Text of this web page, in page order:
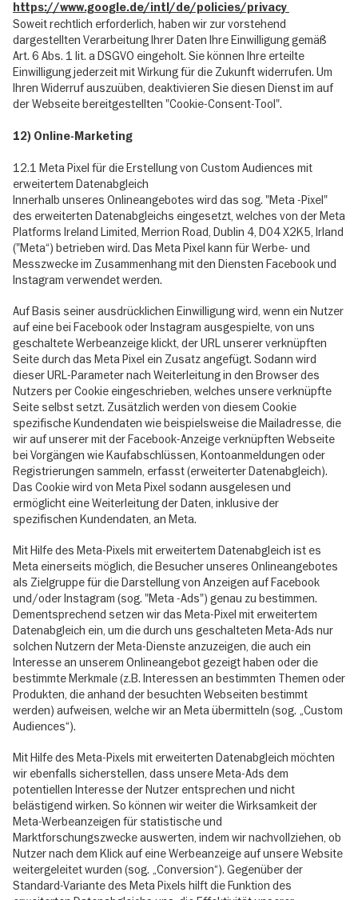
https://www.google.de/intl/de/policies/privacy
Soweit rechtlich erforderlich, haben wir zur vorstehend
dargestellten Verarbeitung Ihrer Daten Ihre Einwilligung gemäß
Art. 6 Abs. 1 lit. a DSGVO eingeholt. Sie können Ihre erteilte
Einwilligung jederzeit mit Wirkung für die Zukunft widerrufen. Um
Ihren Widerruf auszuüben, deaktivieren Sie diesen Dienst im auf
der Webseite bereitgestellten "Cookie-Consent-Tool".
12) Online-Marketing
12.1 Meta Pixel für die Erstellung von Custom Audiences mit
erweitertem Datenabgleich
Innerhalb unseres Onlineangebotes wird das sog. "Meta -Pixel"
des erweiterten Datenabgleichs eingesetzt, welches von der Meta
Platforms Ireland Limited, Merrion Road, Dublin 4, D04 X2K5, Irland
("Meta“) betrieben wird. Das Meta Pixel kann für Werbe- und
Messzwecke im Zusammenhang mit den Diensten Facebook und
Instagram verwendet werden.
Auf Basis seiner ausdrücklichen Einwilligung wird, wenn ein Nutzer
auf eine bei Facebook oder Instagram ausgespielte, von uns
geschaltete Werbeanzeige klickt, der URL unserer verknüpften
Seite durch das Meta Pixel ein Zusatz angefügt. Sodann wird
dieser URL-Parameter nach Weiterleitung in den Browser des
Nutzers per Cookie eingeschrieben, welches unsere verknüpfte
Seite selbst setzt. Zusätzlich werden von diesem Cookie
spezifische Kundendaten wie beispielsweise die Mailadresse, die
wir auf unserer mit der Facebook-Anzeige verknüpften Webseite
bei Vorgängen wie Kaufabschlüssen, Kontoanmeldungen oder
Registrierungen sammeln, erfasst (erweiterter Datenabgleich).
Das Cookie wird von Meta Pixel sodann ausgelesen und
ermöglicht eine Weiterleitung der Daten, inklusive der
spezifischen Kundendaten, an Meta.
Mit Hilfe des Meta-Pixels mit erweitertem Datenabgleich ist es
Meta einerseits möglich, die Besucher unseres Onlineangebotes
als Zielgruppe für die Darstellung von Anzeigen auf Facebook
und/oder Instagram (sog. "Meta -Ads") genau zu bestimmen.
Dementsprechend setzen wir das Meta-Pixel mit erweitertem
Datenabgleich ein, um die durch uns geschalteten Meta-Ads nur
solchen Nutzern der Meta-Dienste anzuzeigen, die auch ein
Interesse an unserem Onlineangebot gezeigt haben oder die
bestimmte Merkmale (z.B. Interessen an bestimmten Themen oder
Produkten, die anhand der besuchten Webseiten bestimmt
werden) aufweisen, welche wir an Meta übermitteln (sog. „Custom
Audiences“).
Mit Hilfe des Meta-Pixels mit erweiterten Datenabgleich möchten
wir ebenfalls sicherstellen, dass unsere Meta-Ads dem
potentiellen Interesse der Nutzer entsprechen und nicht
belästigend wirken. So können wir weiter die Wirksamkeit der
Meta-Werbeanzeigen für statistische und
Marktforschungszwecke auswerten, indem wir nachvollziehen, ob
Nutzer nach dem Klick auf eine Werbeanzeige auf unsere Website
weitergeleitet wurden (sog. „Conversion“). Gegenüber der
Standard-Variante des Meta Pixels hilft die Funktion des